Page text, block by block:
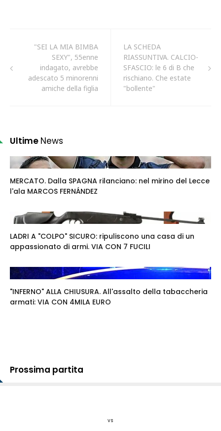
"SEI LA MIA BIMBA
SEXY", 55enne
indagato, avrebbe
adescato 5 minorenni
amiche della figlia
LA SCHEDA
RIASSUNTIVA. CALCIO-
SFASCIO: le 6 di B che
rischiano. Che estate
"bollente"
Ultime News
MERCATO. Dalla SPAGNA rilanciano: nel mirino del Lecce
l'ala MARCOS FERNÁNDEZ
LADRI A "COLPO" SICURO: ripuliscono una casa di un
appassionato di armi. VIA CON 7 FUCILI
"INFERNO" ALLA CHIUSURA. All'assalto della tabaccheria
armati: VIA CON 4MILA EURO
Prossima partita
vs